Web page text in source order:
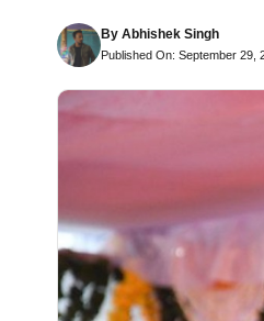
By Abhishek Singh
Published On: September 29,